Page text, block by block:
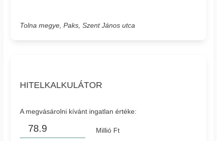
Tolna megye, Paks, Szent János utca
HITELKALKULÁTOR
A megvásárolni kívánt ingatlan értéke:
Millió Ft